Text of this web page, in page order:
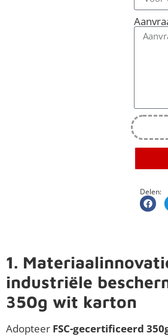
Delen:
1.
industriële
350g wit karton
Adopteer FSC-gecertificeerd